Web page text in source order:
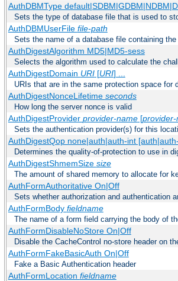
AuthDBMType
Sets the type of database file that is used to
AuthDBMUserFile file-path
Sets the name of a database file containing
AuthDigestAlgorithm MD5|MD5-sess
Selects the algorithm used to calculate the
AuthDigestDomain URI[URI] ...
URIs that are in the same protection space for
AuthDigestNonceLifetime seconds
How long the server nonce is valid
AuthDigestProvider provider-name[provider-
Sets the authentication provider(s) for this
AuthDigestQop none|auth|auth-int
Determines the quality-of-protection to use in
AuthDigestShmemSize size
The amount of shared memory to allocate for
AuthFormAuthoritative On|Off
Sets whether authorization and authentication
AuthFormBody fieldname
The name of a form field carrying the body of
AuthFormDisableNoStore On|Off
Disable the CacheControl no-store header on
AuthFormFakeBasicAuth On|Off
Fake a Basic Authentication header
AuthFormLocation fieldname